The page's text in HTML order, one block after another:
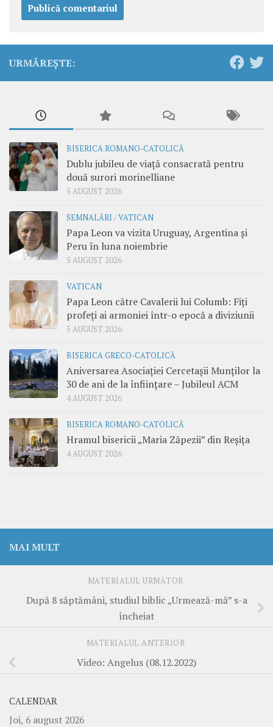
URMĂREȘTE:
BISERICA ROMANO-CATOLICĂ
Dublu jubileu de viață consacrată pentru
două surori morinelliane
5 AUGUST 2026
SEMNALĂRI /VATICAN
Papa Leon va vizita Uruguay, Argentina și
Peru în luna noiembrie
5 AUGUST 2026
VATICAN
Papa Leon către Cavalerii lui Columb: Fiți
profeți ai armoniei într-o epocă a diviziunii
5 AUGUST 2026
BISERICA GRECO-CATOLICĂ
Aniversarea Asociației Cercetașii Munților la
30 de ani de la înființare – Jubileul ACM
4 AUGUST 2026
BISERICA ROMANO-CATOLICĂ
Hramul bisericii „Maria Zăpezii” din Reșița
4 AUGUST 2026
MAI MULT
MATERIALUL URMĂTOR
După 8 săptămâni, studiul biblic „Urmează-mă” s-a
încheiat
MATERIALUL ANTERIOR
Video: Angelus (08.12.2022)
CALENDAR
Joi, 6 august 2026